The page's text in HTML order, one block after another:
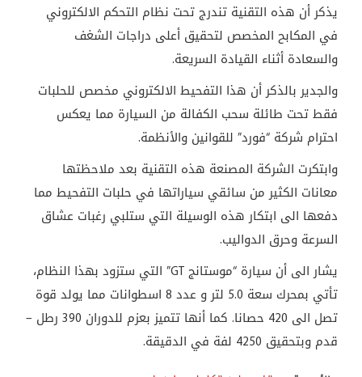
يذكر أن هذه التقنية تندرج تحت نظام التحكم الالكتروني
في المكابح المخصص لتحقيق أعلى دراجات الشغف
والسعادة أثناء القيادة السريعة.
والجدير بالذكر أن هذا التفحيط الالكتروني مخصص للحلبات
فقط تحت طائلة سحب الكفالة من السيارة مما يعكس
احترام شركة “فورد” للقوانين والأنظمة.
وابتكرت الشركة المصنعة هذه التقنية بعد ملاحظتها
معانات الكثير من سائقي سياراتها في حلبات التفحيط مما
دفعها الى ابتكار هذه الوسيلة التي ستلبي رغبات عشاق
السرعة وحرق الدواليب.
يشار الى أن سيارة “موستانجGT” التي ستزود بهذا النظام،
تأتي بمحرك سعة 5.0 لتر و عدد 8 اسطوانات مما يولد قوة
تصل الى 420 حصانا. كما أنها تتميز بعزم للدوران 390 رطل –
قدم وبتحقيق 4250 لفة في الدقيقة.